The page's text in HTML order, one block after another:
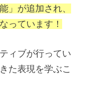
」が追加され、
っています！
ィブが行ってい
た表現を学ぶこ